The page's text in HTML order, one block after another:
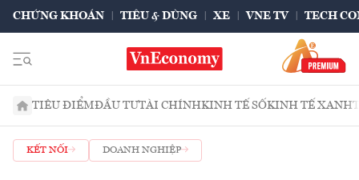
CHỨNG KHOÁN TIÊU & DÙNG XE VNE TV TECH
TIÊU ĐIỂMĐẦU TƯTÀI CHÍNHKINH TẾ SỐKINH TẾ XANH
KẾT NỐI DOANH NGHIỆP